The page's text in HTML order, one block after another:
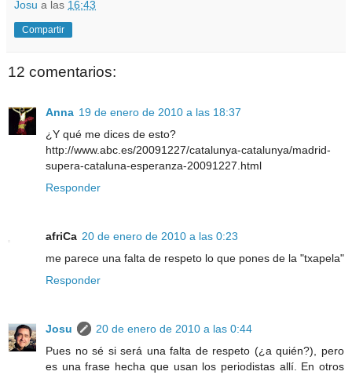
Josu a las 16:43
Compartir
12 comentarios:
Anna 19 de enero de 2010 a las 18:37
¿Y qué me dices de esto?
http://www.abc.es/20091227/catalunya-catalunya/madrid-
supera-cataluna-esperanza-20091227.html
Responder
afriCa 20 de enero de 2010 a las 0:23
me parece una falta de respeto lo que pones de la "txapela"
Responder
Josu
20 de enero de 2010 a las 0:44
Pues no sé si será una falta de respeto (¿a quién?), pero
es una frase hecha que usan los periodistas allí. En otros